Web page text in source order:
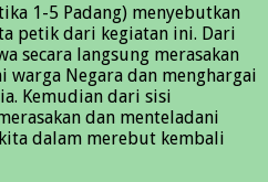
1-5 Padang) menyebutkan
petik dari kegiatan ini. Dari
secara langsung merasakan
warga Negara dan menghargai
Kemudian dari sisi
dan menteladani
dalam merebut kembali